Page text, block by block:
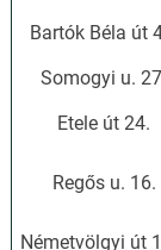
Bartók Béla út
Somogyi u.
Etele út 24.
Regős u. 16.
Németvölgyi út